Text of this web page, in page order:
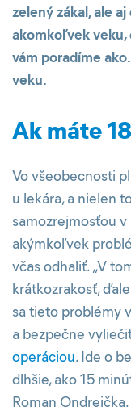
zelený zákal, ale
akomkoľvek veku,
vám poradíme
veku.
Ak máte
Vo všeobecnosti
u lekára, a nielen
samozrejmosťou
akýmkoľvek
včas odhaliť. „V
krátkozrakosť,
sa tieto problémy
a bezpečne
operáciou. Ide o
dlhšie, ako 15
Roman Ondreička.